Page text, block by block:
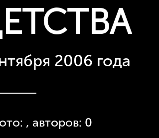
2006 года
, авторов: 0